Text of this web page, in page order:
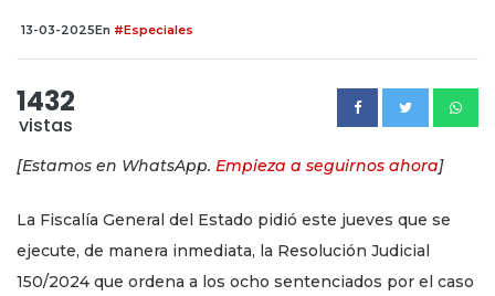
13-03-2025En #Especiales
1432
vistas
[Estamos en WhatsApp. Empieza a seguirnos ahora]
La Fiscalía General del Estado pidió este jueves que se
ejecute, de manera inmediata, la Resolución Judicial
150/2024 que ordena a los ocho sentenciados por el caso